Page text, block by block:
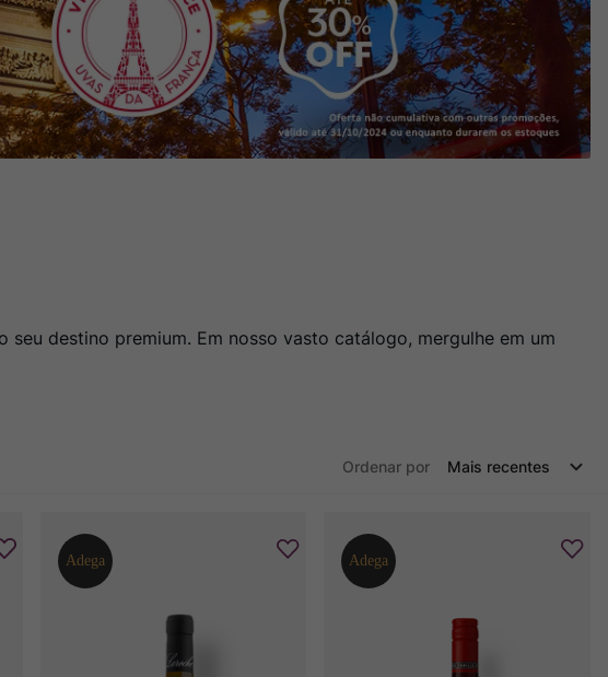
destino premium. Em nosso vasto catálogo, mergulhe em um
Ordenar por Mais recentes